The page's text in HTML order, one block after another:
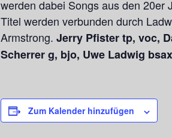
werden dabei Songs aus den 20er
Titel werden verbunden durch
Armstrong. Jerry Pfister tp, voc,
Scherrer g, bjo, Uwe Ladwig
Zum Kalender hinzufügen